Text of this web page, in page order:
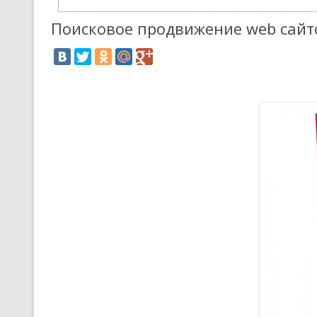
Поисковое продвижение web